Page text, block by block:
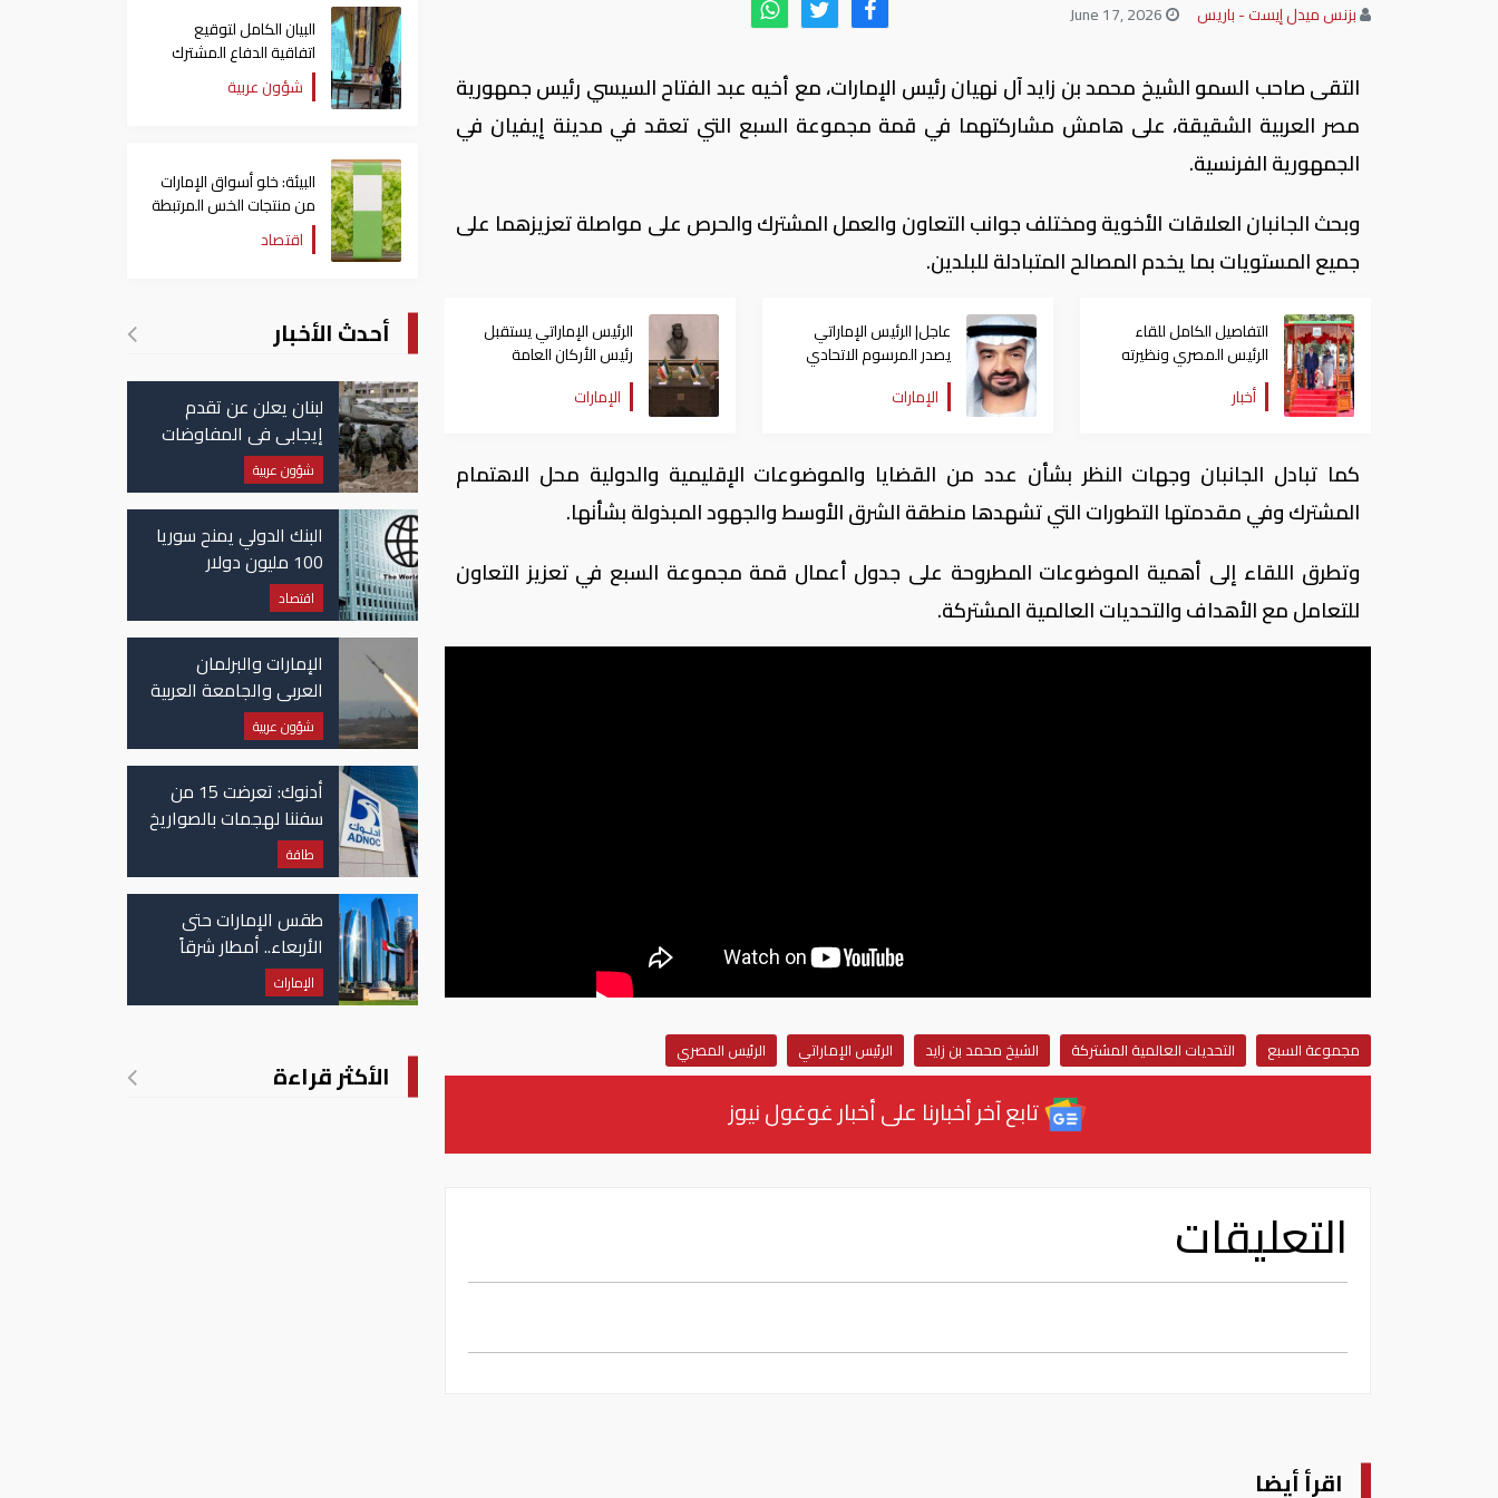
بزنس ميدل إيست - باريس
التقى صاحب السمو الشيخ محمد بن زايد آل نهيان رئيس الإمارات، مع أخيه عبد الفتاح السيسي رئيس جمهورية
مصر العربية الشقيقة، على هامش مشاركتهما في قمة مجموعة السبع التي تعقد في مدينة إيفيان في
الجمهورية الفرنسية.
وبحث الجانبان العلاقات الأخوية ومختلف جوانب التعاون والعمل المشترك والحرص على مواصلة تعزيزهما على
جميع المستويات بما يخدم المصالح المتبادلة للبلدين.
التفاصيل الكامل للقاء
الرئيس المصري ونظيرته
التنازنية في دار السلام
أخبار
عاجل| الرئيس الإماراتي
يصدر المرسوم الاتحادي
الـ94 لهذا العام
الإمارات
الرئيس الإماراتي يستقبل
رئيس الأركان العامة
للجيش الكويتي
الإمارات
كما تبادل الجانبان وجهات النظر بشأن عدد من القضايا والموضوعات الإقليمية والدولية محل الاهتمام
المشترك وفي مقدمتها التطورات التي تشهدها منطقة الشرق الأوسط والجهود المبذولة بشأنها.
وتطرق اللقاء إلى أهمية الموضوعات المطروحة على جدول أعمال قمة مجموعة السبع في تعزيز التعاون
للتعامل مع الأهداف والتحديات العالمية المشتركة.
مجموعة السبع التحديات العالمية المشتركة الشيخ محمد بن زايد الرئيس الإماراتي الرئيس المصري
تابع آخر أخبارنا على أخبار غوغول نيوز
التعليقات
اقرأ أيضا
البيان الكامل لتوقيع
اتفاقية الدفاع المشترك
بين السعودية وتركيا
وباكستان
شؤون عربية
البيئة: خلو أسواق الإمارات
من منتجات الخس المرتبطة
بتفشي داء السيكلوسبورا
اقتصاد
أحدث الأخبار
لبنان يعلن عن تقدم
إيجابي في المفاوضات
مع إسرائيل.. وأمريكا
تضغط لوقف النار في
غزة
شؤون عربية
البنك الدولي يمنح سوريا
100 مليون دولار
اقتصاد
الإمارات والبرلمان
العربي والجامعة العربية
يدينون الهجوم الحوثي
على نجران بالسعودية
شؤون عربية
أدنوك: تعرضت 15 من
سفننا لهجمات بالصواريخ
والطائرات المسيّرة منذ
بداية النزاع
طاقة
طقس الإمارات حتى
الأربعاء.. أمطار شرقاً
وجنوباً وانخفاض
تدريجي للحرارة
الإمارات
الأكثر قراءة